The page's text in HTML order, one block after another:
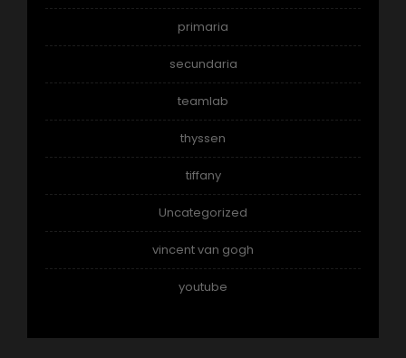
primaria
secundaria
teamlab
thyssen
tiffany
Uncategorized
vincent van gogh
youtube